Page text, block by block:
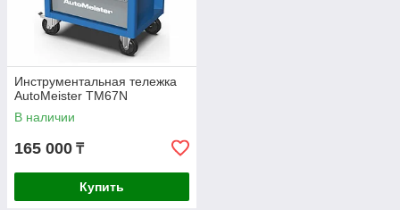
Инструментальная тележка
AutoMeister TM67N
В наличии
165 000 ₸
Купить